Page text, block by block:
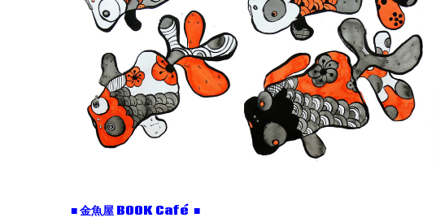
■ 金魚屋 BOOK Café ■